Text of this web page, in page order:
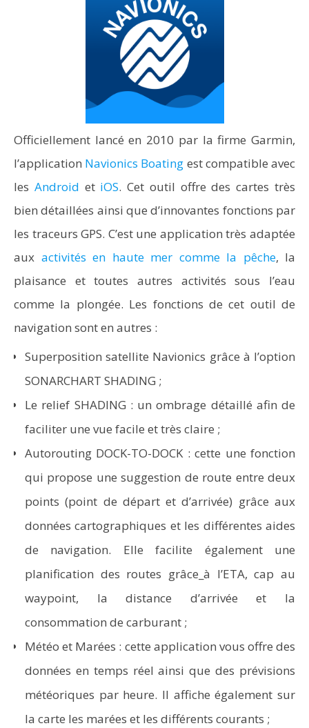
Officiellement lancé en 2010 par la firme Garmin,
l’application Navionics Boating est compatible avec
les Android et iOS. Cet outil offre des cartes très
bien détaillées ainsi que d’innovantes fonctions par
les traceurs GPS. C’est une application très adaptée
aux activités en haute mer comme la pêche, la
plaisance et toutes autres activités sous l’eau
comme la plongée. Les fonctions de cet outil de
navigation sont en autres :
Superposition satellite Navionics grâce à l’option
SONARCHART SHADING ;
Le relief SHADING : un ombrage détaillé afin de
faciliter une vue facile et très claire ;
Autorouting DOCK-TO-DOCK : cette une fonction
qui propose une suggestion de route entre deux
points (point de départ et d’arrivée) grâce aux
données cartographiques et les différentes aides
de navigation. Elle facilite également une
planification des routes grâce_à l’ETA, cap au
waypoint, la distance d’arrivée et la
consommation de carburant ;
Météo et Marées : cette application vous offre des
données en temps réel ainsi que des prévisions
météoriques par heure. Il affiche également sur
la carte les marées et les différents courants ;